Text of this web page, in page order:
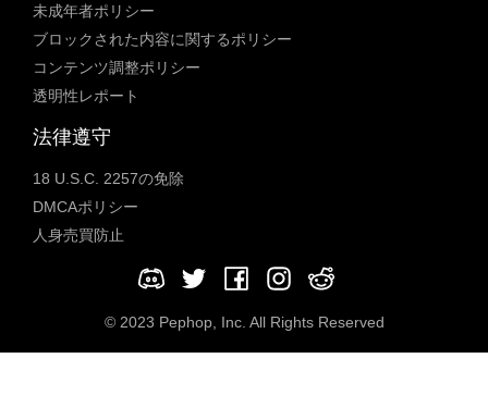
未成年者ポリシー
ブロックされた内容に関するポリシー
コンテンツ調整ポリシー
透明性レポート
法律遵守
18 U.S.C. 2257の免除
DMCAポリシー
人身売買防止
© 2023 Pephop, Inc. All Rights Reserved